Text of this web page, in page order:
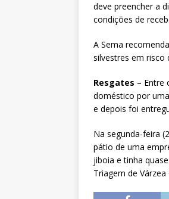
deve preencher a
condições de
A Sema
silvestres em risco
Resgates – Entre
doméstico por
e depois foi
Na segunda-feira
pátio de uma
jiboia e tinha
Triagem de Várzea